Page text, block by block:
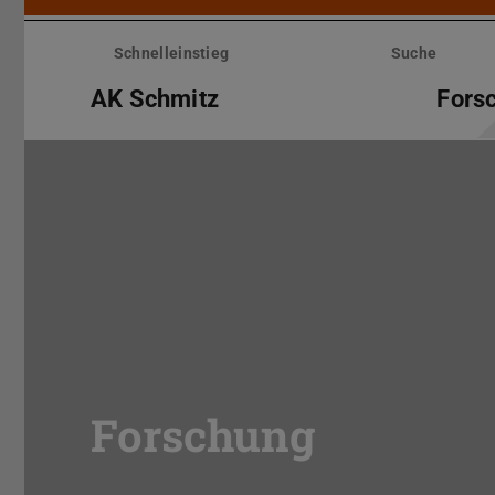
Menü
überspringenSchnelleinstieg Suche
AK Schmitz
Forschung